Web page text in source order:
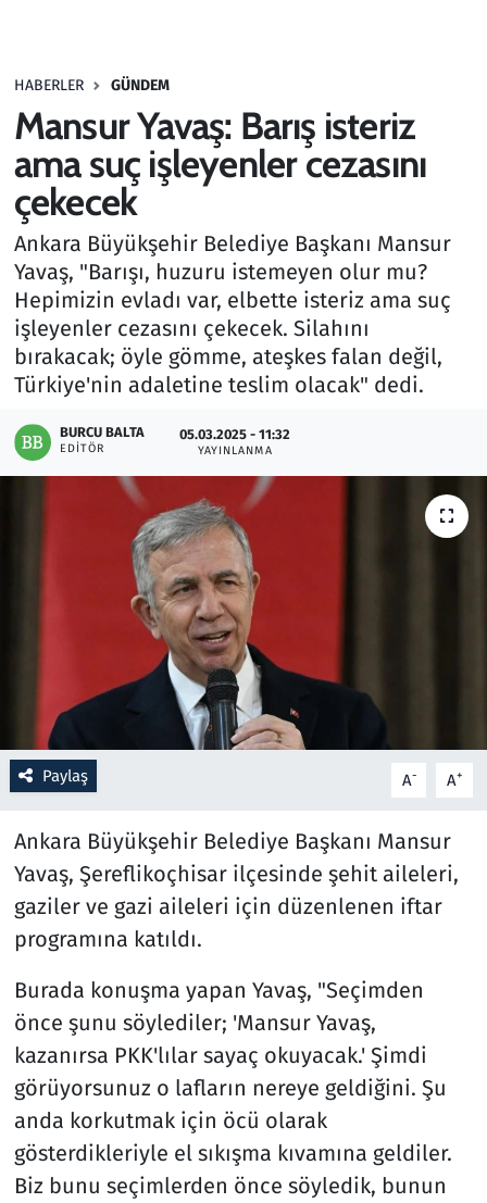
HABERLER GÜNDEM
Mansur Yavaş: Barış isteriz
ama suç işleyenler cezasını
çekecek
Ankara Büyükşehir Belediye Başkanı Mansur
Yavaş, "Barışı, huzuru istemeyen olur mu?
Hepimizin evladı var, elbette isteriz ama suç
işleyenler cezasını çekecek. Silahını
bırakacak; öyle gömme, ateşkes falan değil,
Türkiye'nin adaletine teslim olacak" dedi.
BURCU BALTA
EDITÖR
05.03.2025 - 11:32
YAYINLANMA
Paylaş A- A+
Ankara Büyükşehir Belediye Başkanı Mansur
Yavaş, Şereflikoçhisar ilçesinde şehit aileleri,
gaziler ve gazi aileleri için düzenlenen iftar
programına katıldı.
Burada konuşma yapan Yavaş, "Seçimden
önce şunu söylediler; 'Mansur Yavaş,
kazanırsa PKK'lılar sayaç okuyacak.' Şimdi
görüyorsunuz o lafların nereye geldiğini. Şu
anda korkutmak için öcü olarak
gösterdikleriyle el sıkışma kıvamına geldiler.
Biz bunu seçimlerden önce söyledik, bunun
Haber
Kültür Sanat
Kurumsal Haberler
Lezzet Durağı
Memur ve Kamu
Otomobil
Oyun
Ramazan
Resmi İlanlar
Rüya Tabirleri
Savunma Sanayi
Seçim 2023
Teknoloji ve Bilim
Televizyon